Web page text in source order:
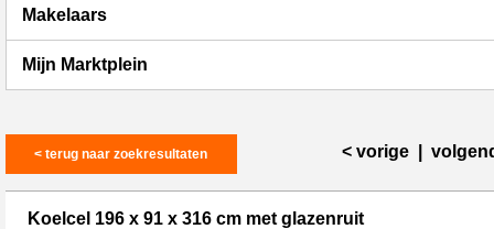
Makelaars
Mijn Marktplein
< terug naar zoekresultaten < vorige
Koelcel 196 x 91 x 316 cm met glazenruit